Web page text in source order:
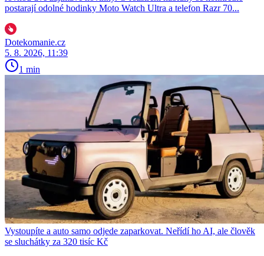
postarají odolné hodinky Moto Watch Ultra a telefon Razr 70...
Dotekomanie.cz
5. 8. 2026, 11:39
1 min
Vystoupíte a auto samo odjede zaparkovat. Neřídí ho AI, ale člověk
se sluchátky za 320 tisíc Kč